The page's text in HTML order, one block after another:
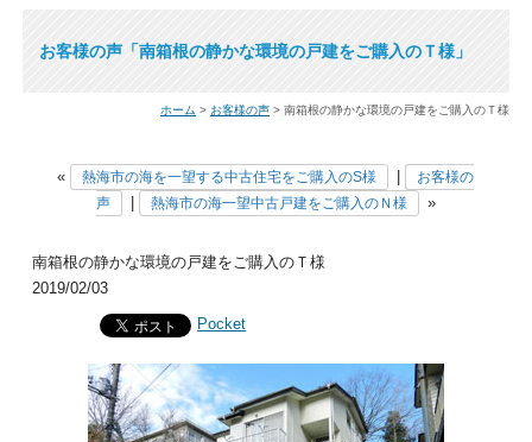
お客様の声「南箱根の静かな環境の戸建をご購入のＴ様」
ホーム > お客様の声 > 南箱根の静かな環境の戸建をご購入のＴ様
« 熱海市の海を一望する中古住宅をご購入のS様
お客様の
声
熱海市の海一望中古戸建をご購入のＮ様 »
南箱根の静かな環境の戸建をご購入のＴ様
2019/02/03
Pocket